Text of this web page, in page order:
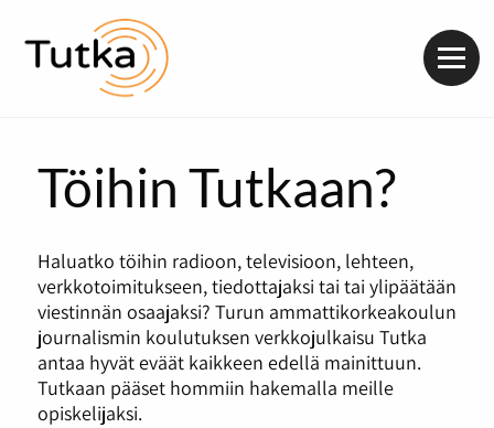
Töihin Tutkaan?
Haluatko töihin radioon, televisioon, lehteen,
verkkotoimitukseen, tiedottajaksi tai tai ylipäätään
viestinnän osaajaksi? Turun ammattikorkeakoulun
journalismin koulutuksen verkkojulkaisu Tutka
antaa hyvät eväät kaikkeen edellä mainittuun.
Tutkaan pääset hommiin hakemalla meille
opiskelijaksi.